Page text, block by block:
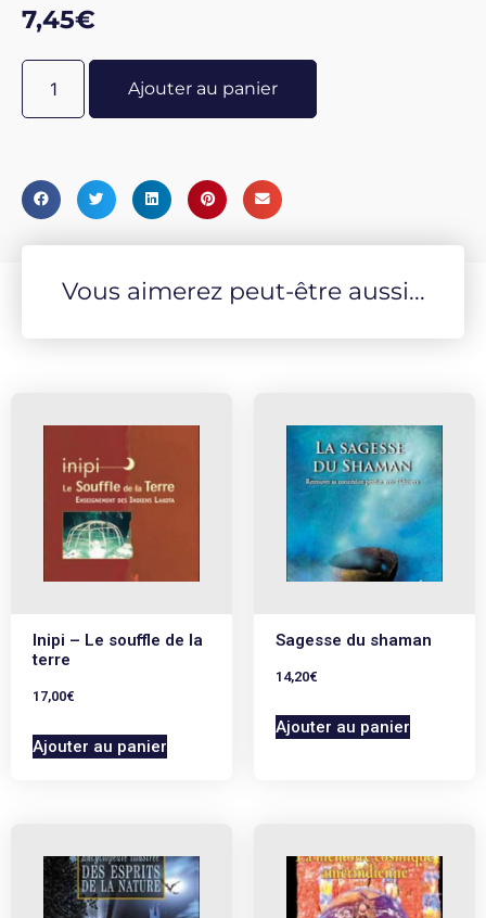
nirvana ?, géographie et histoire de Shambala, l’imagerie
bouddhique et son influence dans la pensée indienne
et tibétaine, etc.
7,45€
Ajouter au panier
Vous aimerez peut-être aussi...
Inipi – Le souffle de la
terre
17,00€
Ajouter au panier
Sagesse du shaman
14,20€
Ajouter au panier